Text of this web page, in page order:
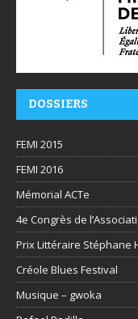
DOSSIERS
FEMI 2015
FEMI 2016
Mémorial ACTe
4e Congrès de
Prix Littéraire Stéphane
Créole Blues Festival
Musique – gwoka